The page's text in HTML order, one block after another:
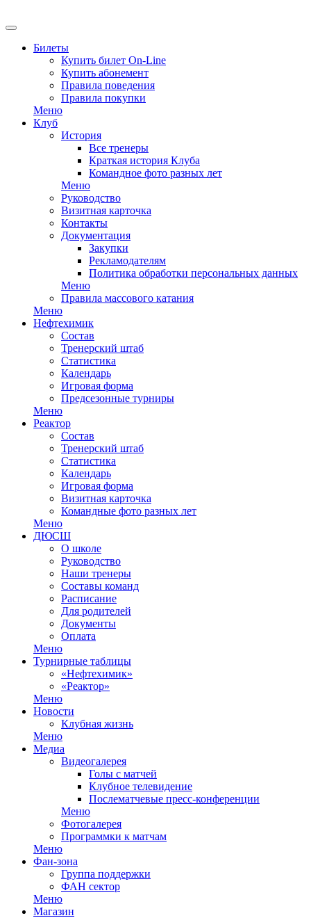
Билеты
Купить билет On-Line
Купить абонемент
Правила поведения
Правила покупки
Меню
Клуб
История
Все тренеры
Краткая история Клуба
Командное фото разных лет
Меню
Руководство
Визитная карточка
Контакты
Документация
Закупки
Рекламодателям
Политика обработки персональных данных
Меню
Правила массового катания
Меню
Нефтехимик
Состав
Тренерский штаб
Статистика
Календарь
Игровая форма
Предсезонные турниры
Меню
Реактор
Состав
Тренерский штаб
Статистика
Календарь
Игровая форма
Визитная карточка
Командные фото разных лет
Меню
ДЮСШ
О школе
Руководство
Наши тренеры
Составы команд
Расписание
Для родителей
Документы
Оплата
Меню
Турнирные таблицы
«Нефтехимик»
«Реактор»
Меню
Новости
Клубная жизнь
Меню
Медиа
Видеогалерея
Голы с матчей
Клубное телевидение
Послематчевые пресс-конференции
Меню
Фотогалерея
Программки к матчам
Меню
Фан-зона
Группа поддержки
ФАН сектор
Меню
Магазин